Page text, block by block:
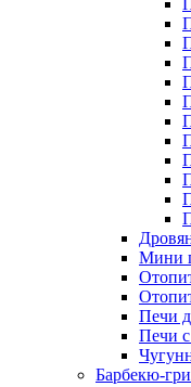
Мини
Печи
Печи
Барбекю-